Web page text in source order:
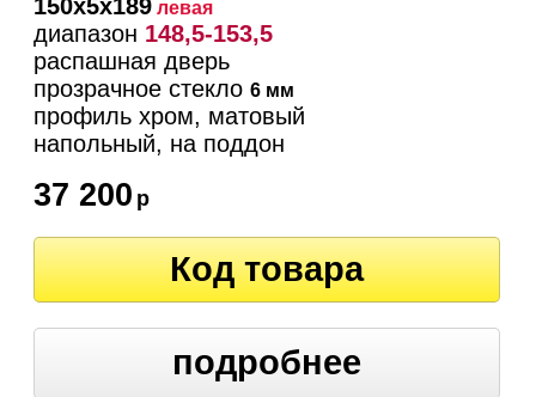
150х5х189 левая
диапазон 148,5-153,5
распашная дверь
прозрачное стекло6 мм
профиль хром, матовый
напольный, на поддон
37 200 р
Код товара
подробнее